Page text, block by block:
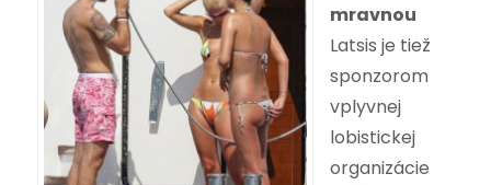
mravnou
Latsis je tiež
sponzorom
vplyvnej
lobistickej
organizácie